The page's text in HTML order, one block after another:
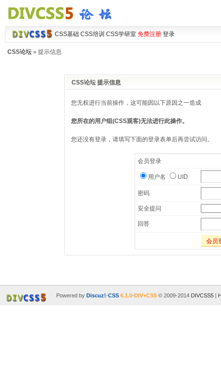
CSS基础 CSS培训 CSS学研室 免费注册 登录
CSS论坛» 提示信息
CSS论坛 提示信息
您无权进行当前操作，这可能因以下原因之一造成
您所在的用户组(CSS观客)无法进行此操作。
您还没有登录，请填写下面的登录表单后再尝试访问。
会员登录
用户名 UID
密码
安全提问
回答
会员
Powered by Discuz!-CSS 6.1.0-DIV+CSS© 2009-2014 DIVCSS5|